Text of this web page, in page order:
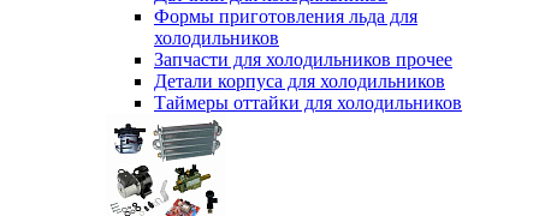
Формы приготовления льда для
холодильников
Запчасти для холодильников прочее
Детали корпуса для холодильников
Таймеры оттайки для холодильников